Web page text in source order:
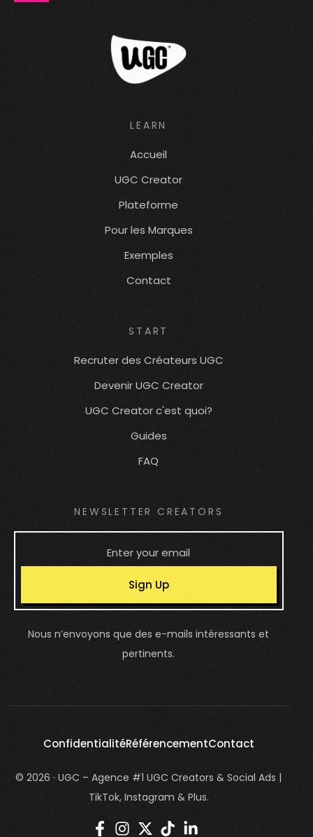
LEARN
Accueil
UGC Creator
Plateforme
Pour les Marques
Exemples
Contact
START
Recruter des Créateurs UGC
Devenir UGC Creator
UGC Creator c'est quoi?
Guides
FAQ
NEWSLETTER CREATORS
Sign Up
Nous n’envoyons que des e-mails intéressants et
pertinents.
ConfidentialitéRéférencementContact
© 2026 · UGC – Agence #1 UGC Creators & Social Ads |
TikTok, Instagram & Plus.